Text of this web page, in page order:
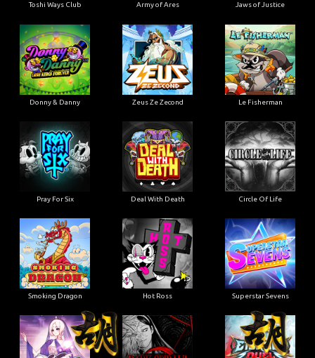
Toshi Ways Club Army of Ares Jaws of Justice
Donny & Danny Zeus Ze Zecond Le Fisherman
Pray For Six Deal With Death Circle Of Life
Smoking Dragon Hot Ross Superstar Sevens